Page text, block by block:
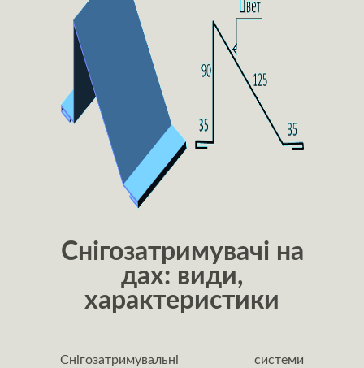
Снігозатримувачі на
дах: види,
характеристики
Снігозатримувальні системи